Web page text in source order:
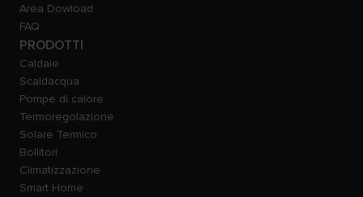
Area Dowload
FAQ
PRODOTTI
Caldaie
Scaldacqua
Pompe di calore
Termoregolazione
Solare Termico
Bollitori
Climatizzazione
Smart Home